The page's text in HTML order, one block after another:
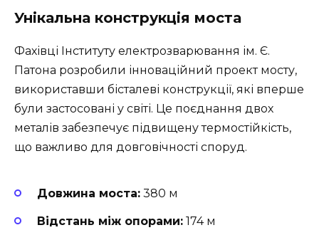
Унікальна конструкція моста
Фахівці Інституту електрозварювання ім. Є.
Патона розробили інноваційний проект мосту,
використавши бісталеві конструкції, які вперше
були застосовані у світі. Це поєднання двох
металів забезпечує підвищену термостійкість,
що важливо для довговічності споруд.
Довжина моста: 380 м
Відстань між опорами: 174 м